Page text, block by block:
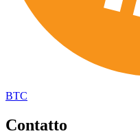
BTC
Contatto